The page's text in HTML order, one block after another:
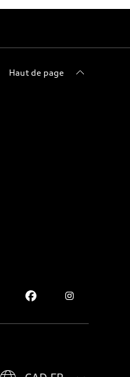
Haut de page